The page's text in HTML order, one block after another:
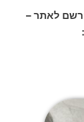
לאתר –